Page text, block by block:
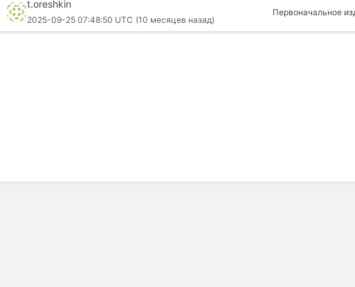
t.oreshkin
2025-09-25 07:48:50 UTC (10 месяцев назад)
Первоначальное